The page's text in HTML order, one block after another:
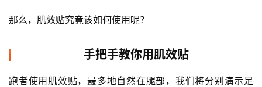
那么，肌效贴究竟该如何使用呢？
手把手教你用肌效贴
跑者使用肌效贴，最多地自然在腿部，我们将分别演示足